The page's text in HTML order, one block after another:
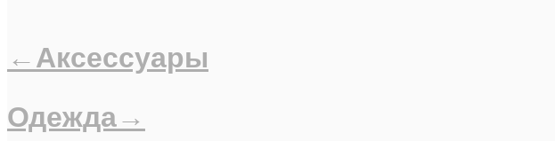
←Аксессуары
Одежда→